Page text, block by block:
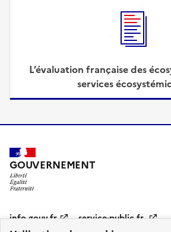
L’évaluation française des
services
GOUVERNEMENT
Pied
info.gouv.fr service-public.fr